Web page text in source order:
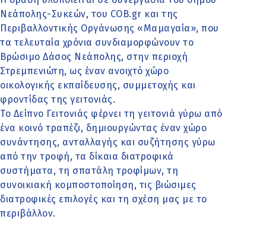
Νεάπολης-Συκεών, του COB.gr και της
Περιβαλλοντικής Οργάνωσης «Μαμαγαία», που
τα τελευταία χρόνια συνδιαμορφώνουν το
Βρώσιμο Δάσος Νεάπολης, στην περιοχή
Στρεμπενιώτη, ως έναν ανοιχτό χώρο
οικολογικής εκπαίδευσης, συμμετοχής και
φροντίδας της γειτονιάς.
Το Δείπνο Γειτονιάς φέρνει τη γειτονιά γύρω από
ένα κοινό τραπέζι, δημιουργώντας έναν χώρο
συνάντησης, ανταλλαγής και συζήτησης γύρω
από την τροφή, τα δίκαια διατροφικά
συστήματα, τη σπατάλη τροφίμων, τη
συνοικιακή κομποστοποίηση, τις βιώσιμες
διατροφικές επιλογές και τη σχέση μας με το
περιβάλλον.